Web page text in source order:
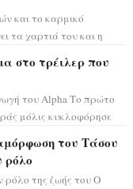
και το καρμικό
τα χαρτιά του και η
στο τρέιλερ που
του Alpha Το πρώτο
μόλις κυκλοφόρησε
του Τάσου
ρόλο
της ζωής του Ο